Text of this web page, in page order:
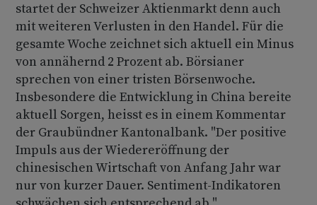
startet der Schweizer Aktienmarkt denn auch
mit weiteren Verlusten in den Handel. Für die
gesamte Woche zeichnet sich aktuell ein Minus
von annähernd 2 Prozent ab. Börsianer
sprechen von einer tristen Börsenwoche.
Insbesondere die Entwicklung in China bereite
aktuell Sorgen, heisst es in einem Kommentar
der Graubündner Kantonalbank. "Der positive
Impuls aus der Wiedereröffnung der
chinesischen Wirtschaft von Anfang Jahr war
nur von kurzer Dauer. Sentiment-Indikatoren